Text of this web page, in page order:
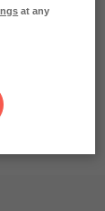
at any